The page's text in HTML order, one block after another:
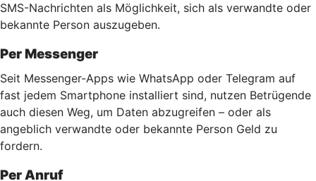
SMS-Nachrichten als Möglichkeit, sich als verwandte oder
bekannte Person auszugeben.
Per Messenger
Seit Messenger-Apps wie WhatsApp oder Telegram auf
fast jedem Smartphone installiert sind, nutzen Betrügende
auch diesen Weg, um Daten abzugreifen – oder als
angeblich verwandte oder bekannte Person Geld zu
fordern.
Per Anruf